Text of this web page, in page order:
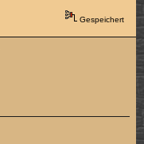
Gespeichert